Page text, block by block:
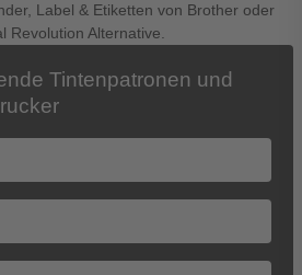
Label & Etiketten von Brother oder
Revolution Alternative.
Tintenpatronen und